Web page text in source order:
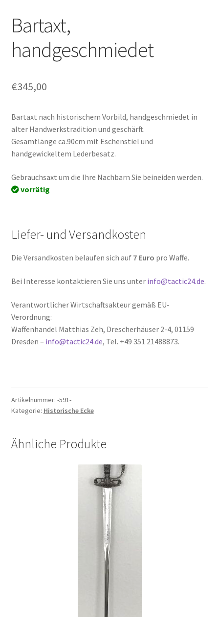
Bartaxt,
handgeschmiedet
€345,00
Bartaxt nach historischem Vorbild, handgeschmiedet in
alter Handwerkstradition und geschärft.
Gesamtlänge ca.90cm mit Eschenstiel und
handgewickeltem Lederbesatz.
Gebrauchsaxt um die Ihre Nachbarn Sie beineiden werden.
vorrätig
Liefer- und Versandkosten
Die Versandkosten belaufen sich auf 7 Euro pro Waffe.
Bei Interesse kontaktieren Sie uns unter info@tactic24.de.
Verantwortlicher Wirtschaftsakteur gemäß EU-
Verordnung:
Waffenhandel Matthias Zeh, Drescherhäuser 2-4, 01159
Dresden – info@tactic24.de, Tel. +49 351 21488873.
Artikelnummer: -591-
Kategorie: Historische Ecke
Ähnliche Produkte